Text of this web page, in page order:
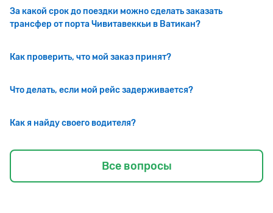
За какой срок до поездки можно сделать заказать
трансфер от порта Чивитавеккьи в Ватикан?
Как проверить, что мой заказ принят?
Что делать, если мой рейс задерживается?
Как я найду своего водителя?
Все вопросы